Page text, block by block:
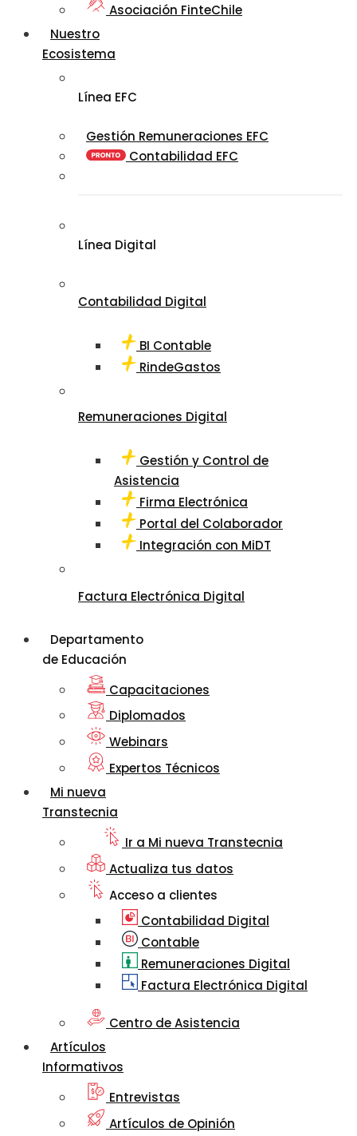
Asociación FinteChile
Nuestro
Ecosistema
Línea EFC
Gestión Remuneraciones EFC
Contabilidad EFC
Línea Digital
Contabilidad Digital
BI Contable
RindeGastos
Remuneraciones Digital
Gestión y Control de
Asistencia
Firma Electrónica
Portal del Colaborador
Integración con MiDT
Factura Electrónica Digital
Departamento
de Educación
Capacitaciones
Diplomados
Webinars
Expertos Técnicos
Mi nueva
Transtecnia
Ir a Mi nueva Transtecnia
Actualiza tus datos
Acceso a clientes
Contabilidad Digital
Contable
Remuneraciones Digital
Factura Electrónica Digital
Centro de Asistencia
Artículos
Informativos
Entrevistas
Artículos de Opinión